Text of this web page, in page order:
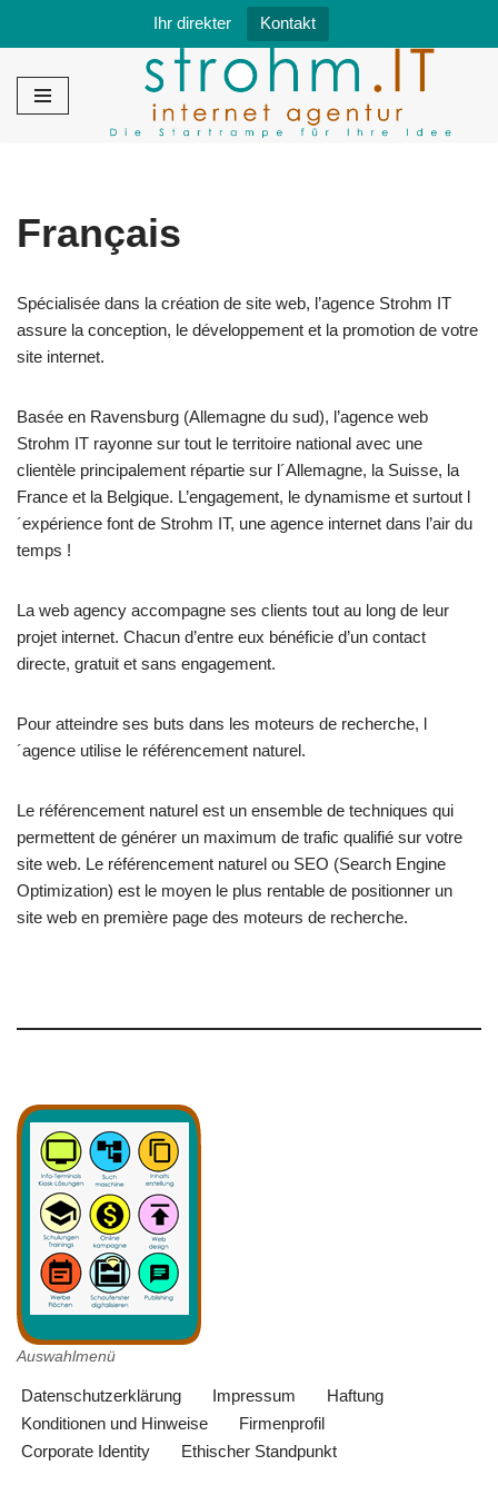
Ihr direkter Kontakt
Zum
Français
Spécialisée dans la création de site web, l’agence Strohm IT
assure la conception, le développement et la promotion de votre
site internet.
Basée en Ravensburg (Allemagne du sud), l’agence web
Strohm IT rayonne sur tout le territoire national avec une
clientèle principalement répartie sur l´Allemagne, la Suisse, la
France et la Belgique. L’engagement, le dynamisme et surtout l
´expérience font de Strohm IT, une agence internet dans l’air du
temps !
La web agency accompagne ses clients tout au long de leur
projet internet. Chacun d’entre eux bénéficie d’un contact
directe, gratuit et sans engagement.
Pour atteindre ses buts dans les moteurs de recherche, l
´agence utilise le référencement naturel.
Le référencement naturel est un ensemble de techniques qui
permettent de générer un maximum de trafic qualifié sur votre
site web. Le référencement naturel ou SEO (Search Engine
Optimization) est le moyen le plus rentable de positionner un
site web en première page des moteurs de recherche.
Auswahlmenü
Datenschutzerklärung Impressum
Haftung
Konditionen und Hinweise
Firmenprofil
Corporate Identity
Ethischer Standpunkt